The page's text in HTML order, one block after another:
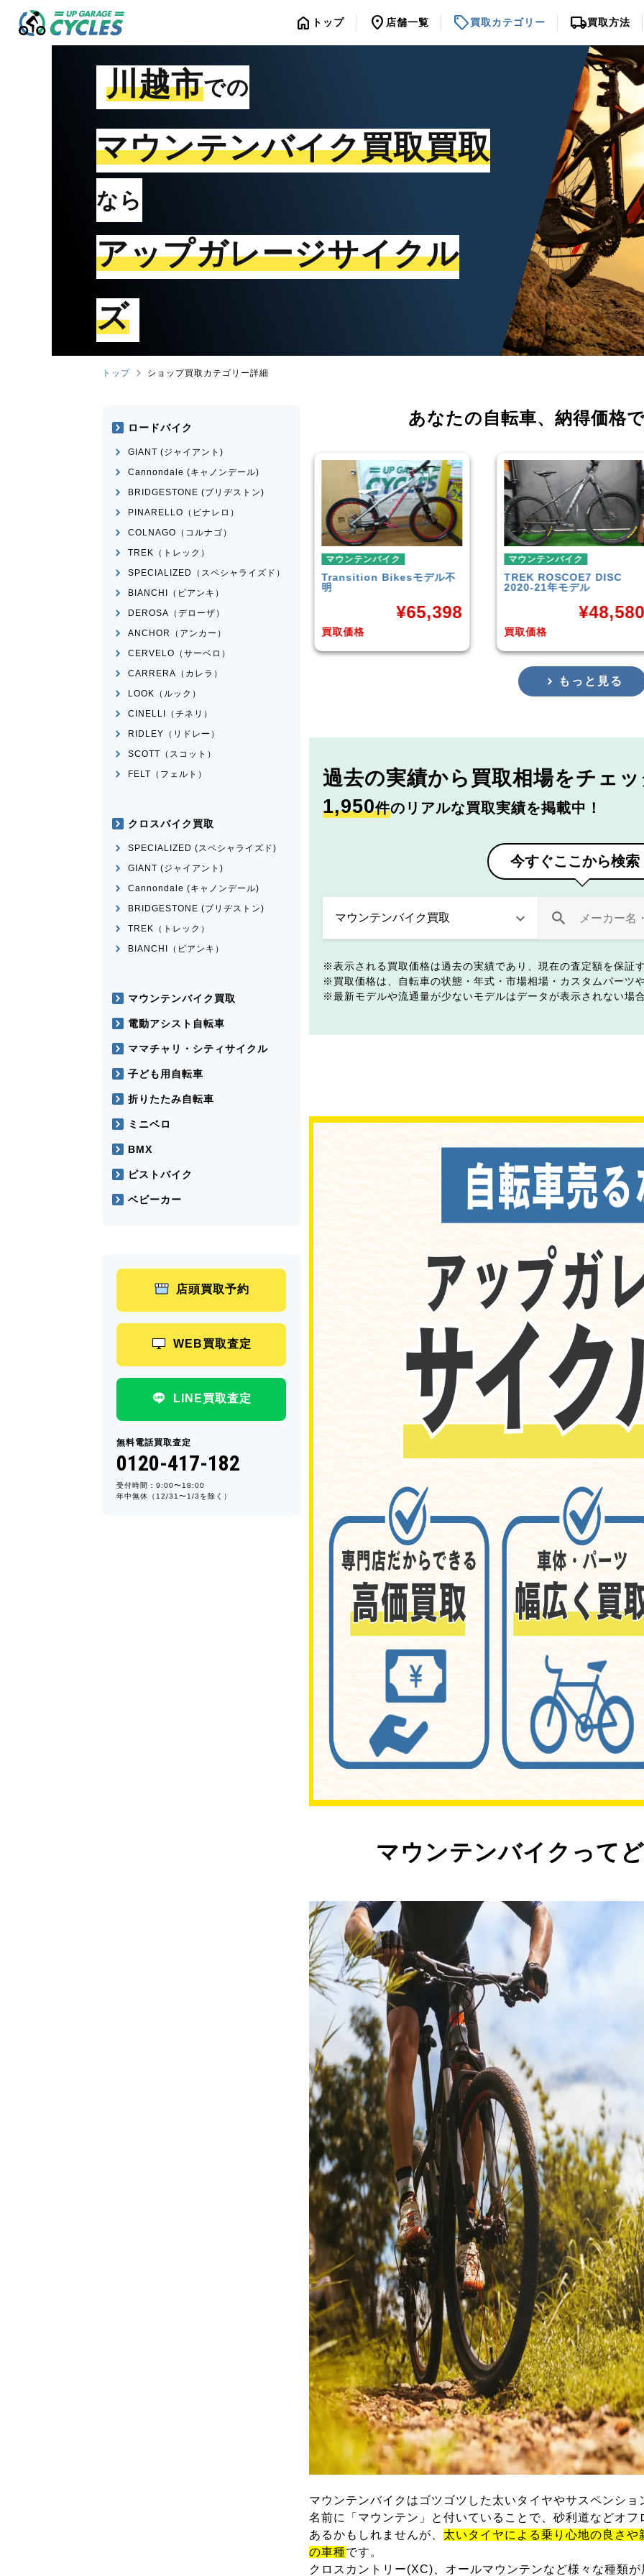
home トップ location_on 店舗一覧 sell買取カテゴリー local_shipping買取方法
川越市での
マウンテンバイク買取買取
なら
アップガレージサイクル
ズ
トップ ショップ買取カテゴリー詳細
あなたの自転車、 納得価格
マウンテンバイク
Transition Bikesモデル不
明
買取価格
¥
マウンテンバイク
TREKROSCOE7 DISC
2020-21年モデル
買取価格
¥48,580
マウンテンバイク
Rocky MountainElement
Carbon30 2022年モデル
買取価格
¥
もっと見る
過去の実績から 買取相場をチェ
1,950件のリアルな買取実績を掲載中！
今すぐここから検索
表示される買取価格は過去の実績であり、現在の査定額を保証
買取価格は、自転車の状態・年式・市場相場・カスタムパーツ
最新モデルや流通量が少ないモデルはデータが表示されない場
マウンテンバイクって
マウンテンバイクはゴツゴツした太いタイヤやサスペンシ
名前に「マウンテン」と付いていることで、砂利道などオ
あるかもしれませんが、 太いタイヤによる乗り心地の良さ
の車種です。
クロスカントリー(XC)、オールマウンテンなど様々な種類
ロードバイク
GIANT (ジャイアント)
Cannondale (キャノンデール)
BRIDGESTONE (ブリヂストン)
PINARELLO（ピナレロ）
COLNAGO（コルナゴ）
TREK（トレック）
SPECIALIZED（スペシャライズド）
BIANCHI（ビアンキ）
DEROSA（デローザ）
ANCHOR（アンカー）
CERVELO（サーベロ）
CARRERA（カレラ）
LOOK（ルック）
CINELLI（チネリ）
RIDLEY（リドレー）
SCOTT（スコット）
FELT（フェルト）
クロスバイク買取
SPECIALIZED (スペシャライズド)
GIANT (ジャイアント)
Cannondale (キャノンデール)
BRIDGESTONE (ブリヂストン)
TREK（トレック）
BIANCHI（ビアンキ）
マウンテンバイク買取
電動アシスト自転車
ママチャリ・シティサイクル
子ども用自転車
折りたたみ自転車
ミニベロ
BMX
ピストバイク
ベビーカー
店頭買取予約
WEB買取査定
LINE買取査定
無料電話買取査定
0120-417-182
受付時間：9:00〜18:00
年中無休（12/31〜1/3を除く）